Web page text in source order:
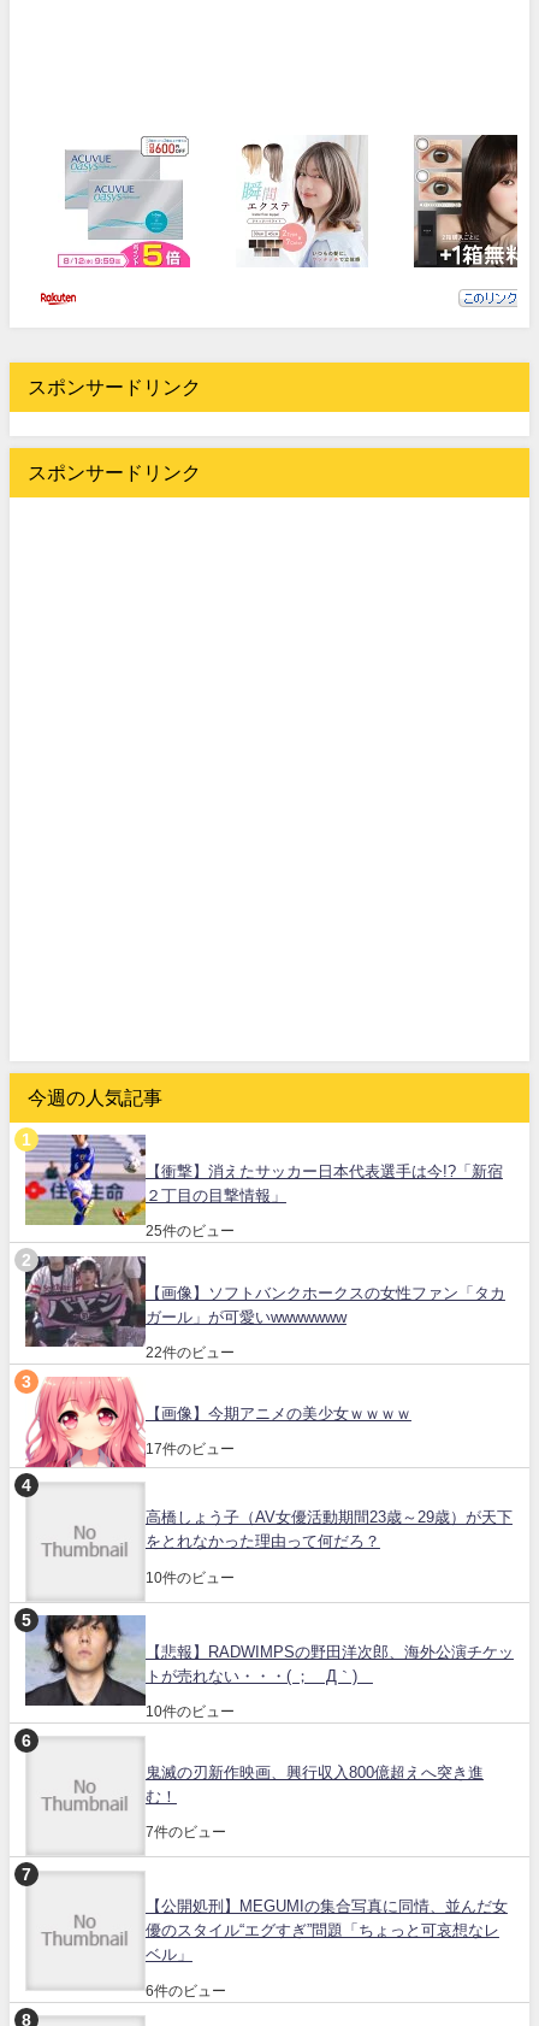
スポンサードリンク
スポンサードリンク
今週の人気記事
【衝撃】消えたサッカー日本代表選手は今!?「新宿
２丁目の目撃情報」
25件のビュー
【画像】ソフトバンクホークスの女性ファン「タカ
ガール」が可愛いwwwwwww
22件のビュー
【画像】今期アニメの美少女ｗｗｗｗ
17件のビュー
高橋しょう子（AV女優活動期間23歳～29歳）が天下
をとれなかった理由って何だろ？
10件のビュー
【悲報】RADWIMPSの野田洋次郎、海外公演チケッ
トが売れない・・・( ；´Д｀)
10件のビュー
鬼滅の刃新作映画、興行収入800億超えへ突き進
む！
7件のビュー
【公開処刑】MEGUMIの集合写真に同情、並んだ女
優のスタイル“エグすぎ”問題「ちょっと可哀想なレ
ベル」
6件のビュー